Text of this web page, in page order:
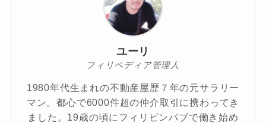
ユーリ
フィリペディア管理人
1980年代生まれの不動産屋歴７年の元サラリー
マン。都心で6000件超の仲介取引に携わってき
ました。19歳の頃にフィリピンパブで働き始め